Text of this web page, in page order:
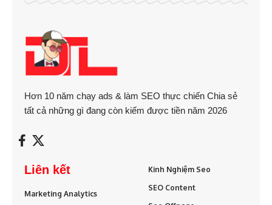
Hơn 10 năm chạy ads & làm SEO thực chiến Chia sẻ
tất cả những gì đang còn kiếm được tiền năm 2026
Liên kết
Marketing Analytics
Kinh Nghiệm Seo
SEO Content